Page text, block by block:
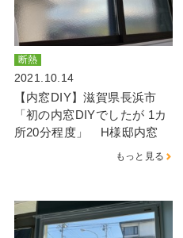
断熱
2021.10.14
【内窓DIY】滋賀県長浜市
「初の内窓DIYでしたが 1カ
所20分程度」 H様邸内窓
もっと見る